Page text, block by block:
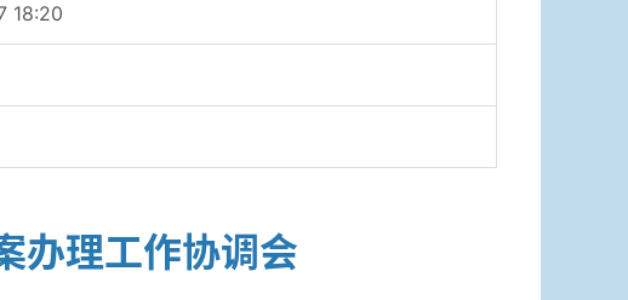
18:20
办理工作协调会